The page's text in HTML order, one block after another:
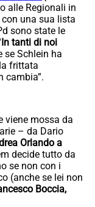
alle Regionali in
una sua lista
sono state le
In tanti di noi
se Schlein ha
frittata
cambia”.
viene mossa da
– da Dario
Orlando a
decide tutto da
se non con i
(anche se lei non
Boccia,